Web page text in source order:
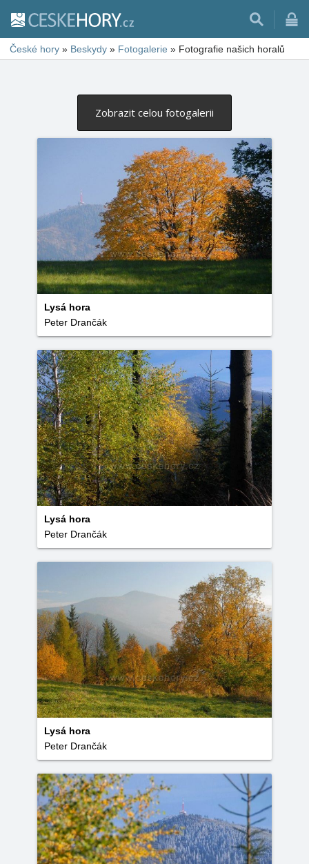
České hory » Beskydy » Fotogalerie » Fotografie našich horalů
Zobrazit celou fotogalerii
Lysá hora
Peter Drančák
Lysá hora
Peter Drančák
Lysá hora
Peter Drančák